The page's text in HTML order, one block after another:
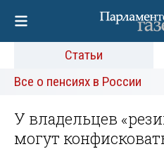
Статьи
Все о пенсиях в России
У владельцев
могут